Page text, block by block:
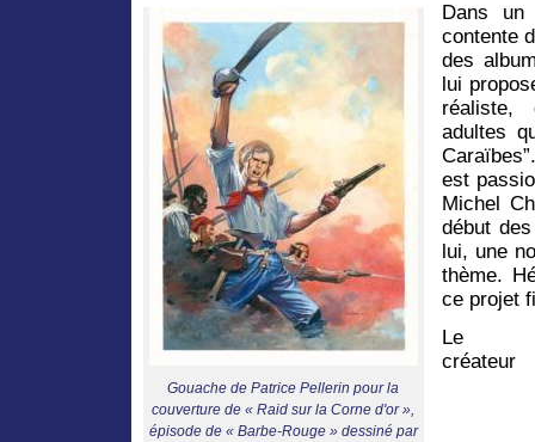
Gouache de Patrice Pellerin pour la
couverture de « Raid sur la Corne d'or »,
épisode de « Barbe-Rouge » dessiné par
Dans un
contente
des
lui
réaliste,
adultes
est
Michel
début
lui, une
thème.
ce projet
Le
créateur